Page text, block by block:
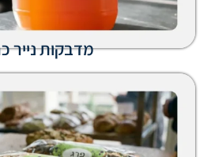
מדבקות נייר כרומו